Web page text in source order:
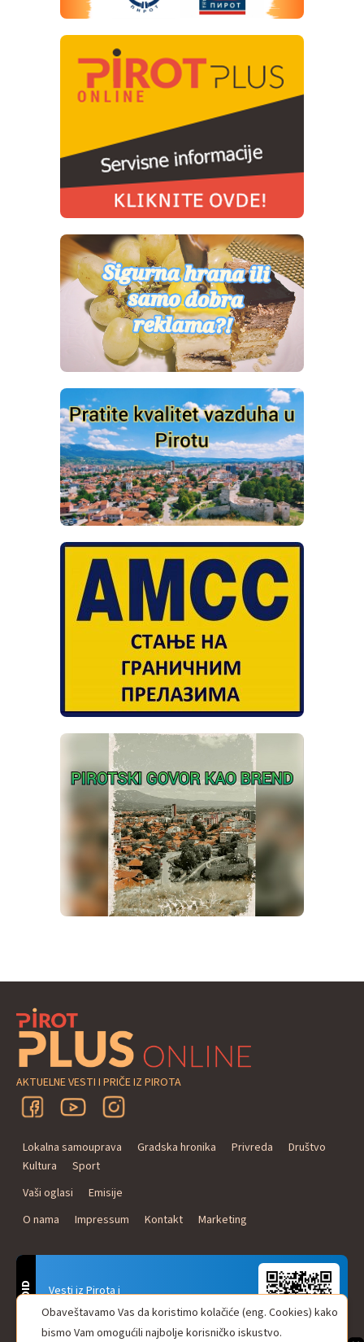
AKTUELNE VESTI I PRIČE IZ PIROTA
Lokalna samouprava Gradska hronika Privreda
Društvo
Kultura
Sport
Vaši oglasi
Emisije
O nama
Impressum Kontakt Marketing
Vesti iz Pirota i
Naxi Plus Radio
Uvek u Vašem džepu!
ANDROID Obaveštavamo Vas da koristimo kolačiće (eng. Cookies) kako
bismo Vam omogućili najbolje korisničko iskustvo.